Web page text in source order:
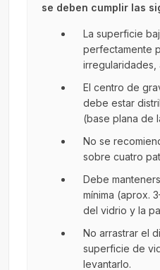
se deben cumplir las
La superficie
perfectamente
irregularidades,
El centro de
debe estar
(base plana de
No se
sobre cuatro
Debe
mínima (aprox.
del vidrio y la
No arrastrar el
superficie de
levantarlo.